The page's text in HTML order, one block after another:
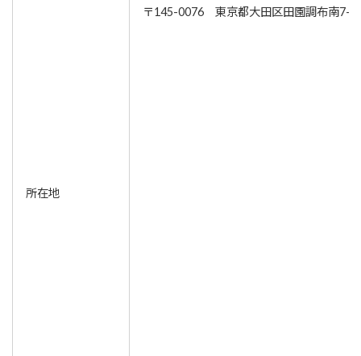
所在地
〒145-0076 東京都大田区田園調布南7-4